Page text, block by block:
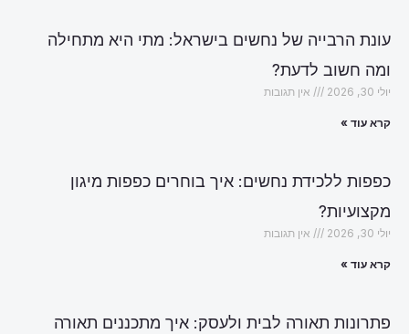
עונת הרבייה של נחשים בישראל: מתי היא מתחילה
ומה חשוב לדעת?
יולי 30, 2026 אין תגובות
קרא עוד »
כפפות ללכידת נחשים: איך בוחרים כפפות מיגון
מקצועיות?
יולי 30, 2026 אין תגובות
קרא עוד »
פתרונות תאורה לבית ולעסק: איך מתכננים תאורה